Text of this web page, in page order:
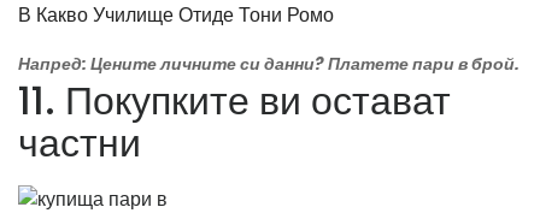
В Какво Училище Отиде Тони Ромо
Напред: Цените личните си данни? Платете пари в брой.
11. Покупките ви остават
частни